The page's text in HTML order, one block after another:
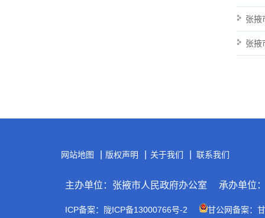
张掖
张掖
网站地图 版权声明 关于我们 联系我们
主办单位：张掖市人民政府办公室 承办单位
ICP备案：陇ICP备13000766号-2 甘公网备案：